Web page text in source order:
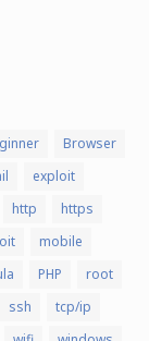
Browser
exploit
http
https
mobile
PHP
root
ssh
tcp/ip